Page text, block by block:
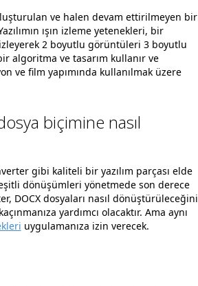
ve halen devam ettirilmeyen bir
ışın izleme yetenekleri, bir
2 boyutlu görüntüleri 3 boyutlu
algoritma ve tasarım kullanır ve
ve film yapımında kullanılmak üzere
biçimine nasıl
gibi kaliteli bir yazılım parçası elde
dönüşümleri yönetmede son derece
DOCX dosyaları nasıl dönüştürüleceğini
yardımcı olacaktır. Ama aynı
uygulamanıza izin verecek.